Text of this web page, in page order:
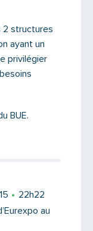
2 structures
ayant un
privilégier
BUE.
22h22
au